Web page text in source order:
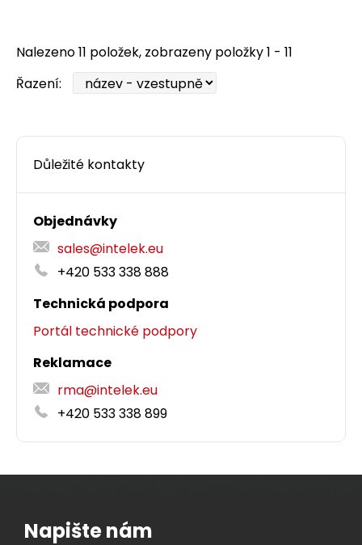
Důležité kontakty
Objednávky
sales@intelek.eu
+420 533 338 888
Technická podpora
Portál technické podpory
Reklamace
rma@intelek.eu
+420 533 338 899
Nalezeno 11 položek, zobrazeny položky 1 - 11
Řazení:
Napište nám